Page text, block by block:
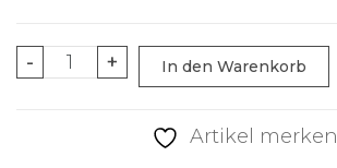
-
Yarie
+ In den Warenkorb
Artikel merken